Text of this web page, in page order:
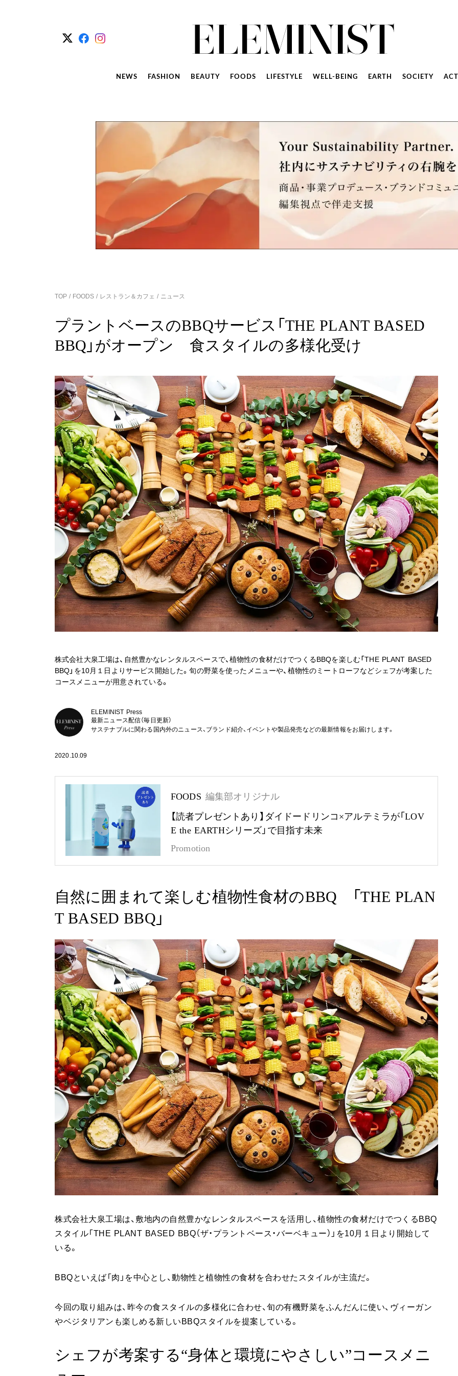
NEWS FASHION BEAUTY FOODS LIFESTYLE WELL-BEING EARTH SOCIETY
TOP FOODS レストラン＆カフェ ニュース
プラントベースのBBQサービス「THE PLANT BASED
BBQ」がオープン 食スタイルの多様化受け
株式会社大泉工場は、自然豊かなレンタルスペースで、植物性の食材だけでつくるBBQを楽しむ「THE PLANT BASED
BBQ」を10月１日よりサービス開始した。旬の野菜を使ったメニューや、植物性のミートローフなどシェフが考案した
コースメニューが用意されている。
ELEMINIST Press
最新ニュース配信（毎日更新）
サステナブルに関わる国内外のニュース、ブランド紹介、イベントや製品発売などの最新情報をお届けします。
2020.10.09
FOODS 編集部オリジナル
【読者プレゼントあり】ダイドードリンコ×アルテミラが「LOV
E the EARTHシリーズ」で目指す未来
Promotion
自然に囲まれて楽しむ植物性食材のBBQ 「THE PLAN
T BASED BBQ」
株式会社大泉工場は、敷地内の自然豊かなレンタルスペースを活用し、植物性の食材だけでつくるBBQ
スタイル「THE PLANT BASED BBQ（ザ・プラントベース・バーベキュー）」を10月１日より開始して
いる。
BBQといえば「肉」を中心とし、動物性と植物性の食材を合わせたスタイルが主流だ。
今回の取り組みは、昨今の食スタイルの多様化に合わせ、旬の有機野菜をふんだんに使い、ヴィーガン
やベジタリアンも楽しめる新しいBBQスタイルを提案している。
シェフが考案する“身体と環境にやさしい”コースメニ